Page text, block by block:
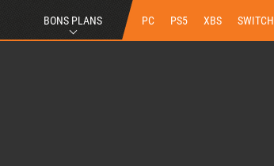
BONS PLANS PC PS5 XBS SWITCH